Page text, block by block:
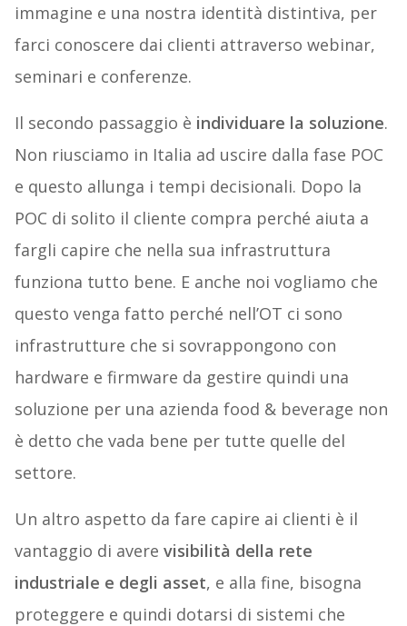
immagine e una nostra identità distintiva, per
farci conoscere dai clienti attraverso webinar,
seminari e conferenze.
Il secondo passaggio è individuare la soluzione.
Non riusciamo in Italia ad uscire dalla fase POC
e questo allunga i tempi decisionali. Dopo la
POC di solito il cliente compra perché aiuta a
fargli capire che nella sua infrastruttura
funziona tutto bene. E anche noi vogliamo che
questo venga fatto perché nell’OT ci sono
infrastrutture che si sovrappongono con
hardware e firmware da gestire quindi una
soluzione per una azienda food & beverage non
è detto che vada bene per tutte quelle del
settore.
Un altro aspetto da fare capire ai clienti è il
vantaggio di avere visibilità della rete
industriale e degli asset, e alla fine, bisogna
proteggere e quindi dotarsi di sistemi che